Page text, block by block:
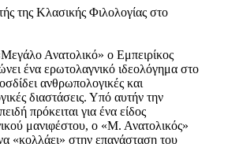
της Κλασικής Φιλολογίας στο
Ανατολικό» ο Εμπειρίκος
ένα ερωτολαγνικό ιδεολόγημα στο
ανθρωπολογικές και
διαστάσεις. Υπό αυτήν την
πρόκειται για ένα είδος
μανιφέστου, ο «Μ. Ανατολικός»
«κολλάει» στην επανάσταση του